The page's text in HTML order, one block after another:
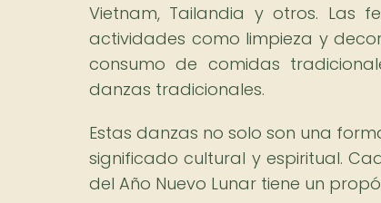
Vietnam, Tailandia y otros. Las
actividades como limpieza y
consumo de comidas
danzas tradicionales.
Estas danzas no solo son una
significado cultural y espiritual.
del Año Nuevo Lunar tiene un